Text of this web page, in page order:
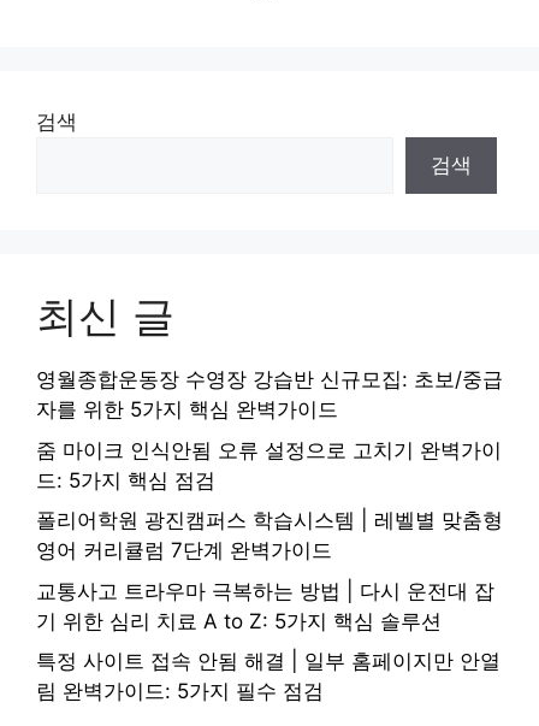
검색
검색
최신 글
영월종합운동장 수영장 강습반 신규모집: 초보/중급
자를 위한 5가지 핵심 완벽가이드
줌 마이크 인식안됨 오류 설정으로 고치기 완벽가이
드: 5가지 핵심 점검
폴리어학원 광진캠퍼스 학습시스템 | 레벨별 맞춤형
영어 커리큘럼 7단계 완벽가이드
교통사고 트라우마 극복하는 방법 | 다시 운전대 잡
기 위한 심리 치료 A to Z: 5가지 핵심 솔루션
특정 사이트 접속 안됨 해결 | 일부 홈페이지만 안열
림 완벽가이드: 5가지 필수 점검